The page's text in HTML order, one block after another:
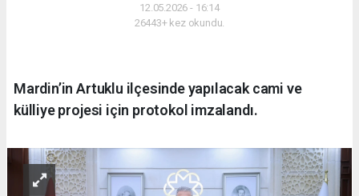
12.05.2026 - 16:14
26443+ kez okundu.
Mardin’in Artuklu ilçesinde yapılacak cami ve
külliye projesi için protokol imzalandı.